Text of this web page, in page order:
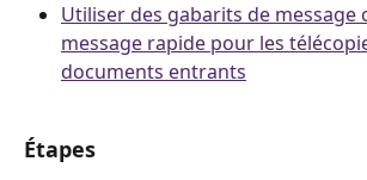
Utiliser des gabarits de message
message rapide pour les
documents entrants
Étapes